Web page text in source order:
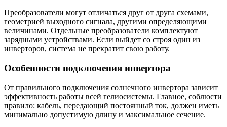
Преобразователи могут отличаться друг от друга схемами,
геометрией выходного сигнала, другими определяющими
величинами. Отдельные преобразователи комплектуют
зарядными устройствами. Если выйдет со строя один из
инверторов, система не прекратит свою работу.
Особенности подключения инвертора
От правильного подключения солнечного инвертора зависит
эффективность работы всей гелиосистемы. Главное, соблюсти
правило: кабель, передающий постоянный ток, должен иметь
минимально допустимую длину и максимальное сечение.